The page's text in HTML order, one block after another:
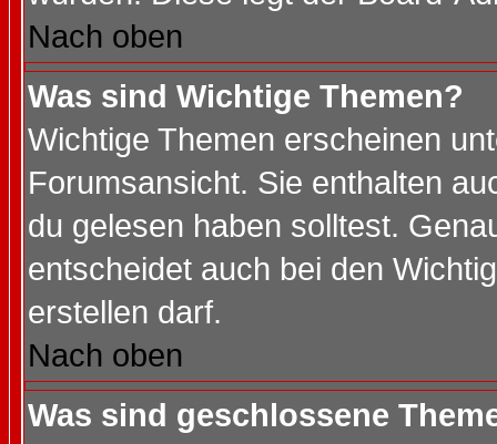
Nach oben
Was sind Wichtige Themen?
Wichtige Themen erscheinen
Forumsansicht. Sie enthalten
du gelesen haben solltest.
entscheidet auch bei den
erstellen darf.
Nach oben
Was sind geschlossene